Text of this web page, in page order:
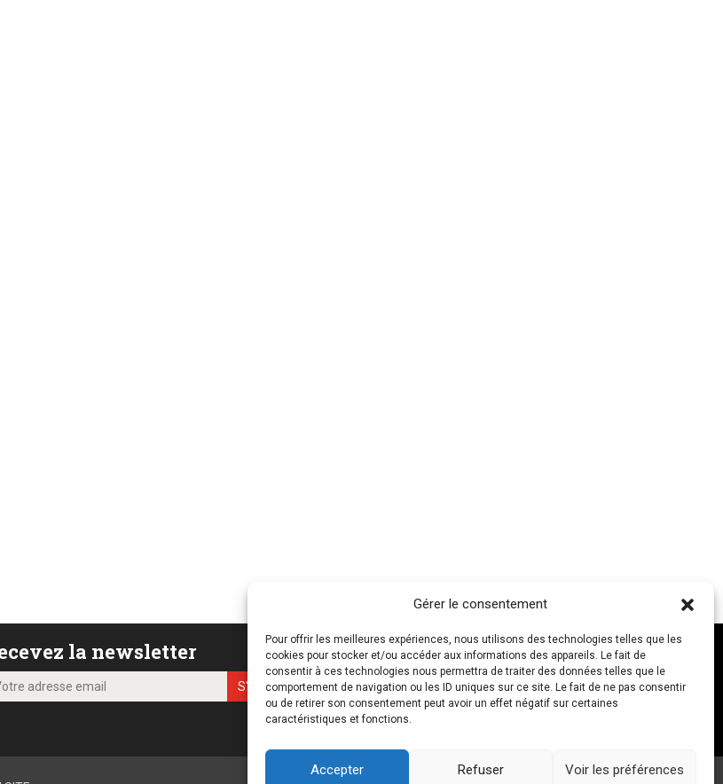
Gérer le consentement
Pour offrir les meilleures expériences, nous utilisons des technologies telles que les
cookies pour stocker et/ou accéder aux informations des appareils. Le fait de
consentir à ces technologies nous permettra de traiter des données telles que le
comportement de navigation ou les ID uniques sur ce site. Le fait de ne pas consentir
ou de retirer son consentement peut avoir un effet négatif sur certaines
caractéristiques et fonctions.
Accepter Refuser Voir les préférences
la newsletter
NOUS CONTACTER